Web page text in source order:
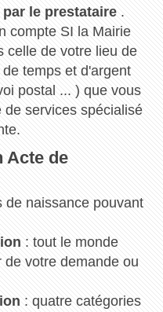
le prestataire.
compte SI la Mairie
celle de votre lieu de
temps et d'argent
postal ... ) que vous
services spécialisé
Acte de
de naissance pouvant
: tout le monde
votre demande ou
: quatre catégories